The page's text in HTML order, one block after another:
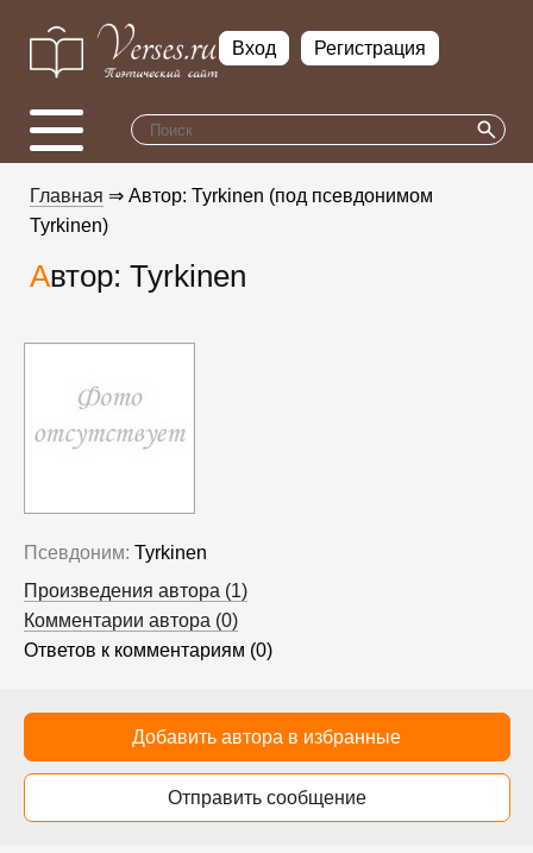
Вход Регистрация
Главная ⇒ Автор: Tyrkinen (под псевдонимом
Tyrkinen)
Автор: Tyrkinen
Псевдоним: Tyrkinen
Произведения автора (1)
Комментарии автора (0)
Ответов к комментариям (0)
Добавить автора в избранные
Отправить сообщение